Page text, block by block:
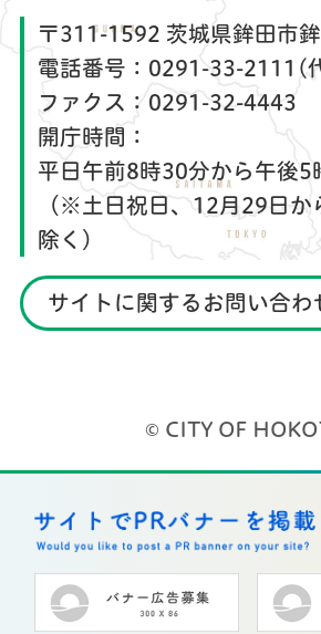
〒311-1592 茨城県鉾田市
電話番号： 0291-33-2111(
ファクス： 0291-32-4443
開庁時間：
平日午前8時30分から午後5
（※土日祝日、12月29日か
除く）
サイトに関するお問い合わ
© CITY OF